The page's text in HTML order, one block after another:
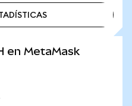
en MetaMask